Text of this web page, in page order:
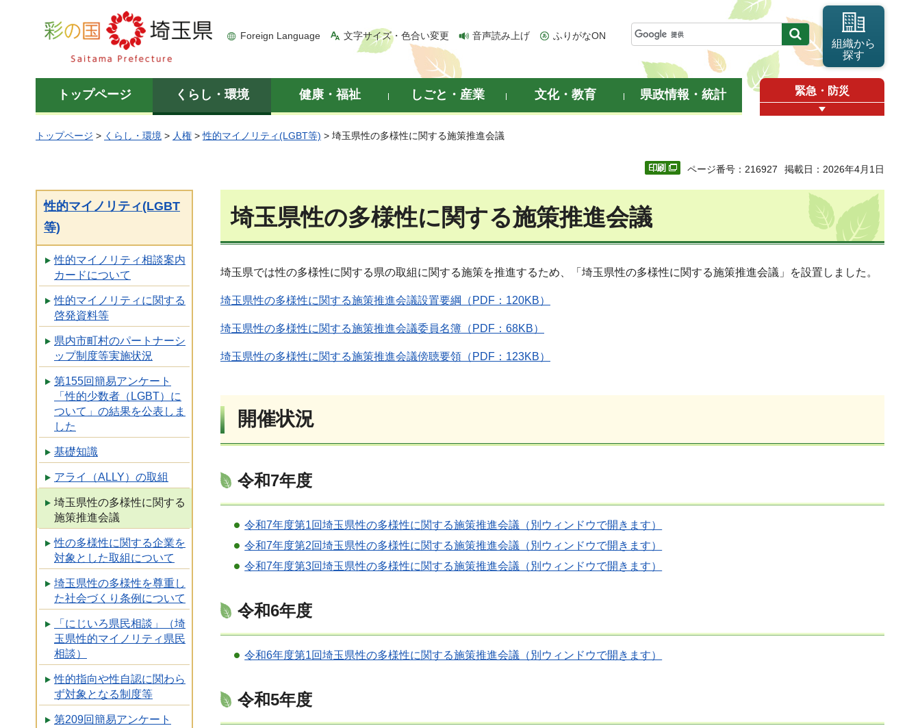
彩の国 埼玉県
Foreign Language 文字サイズ・色合い変更 音声読み上げ ふりがなON
組織から
探す
トップページ くらし・環境 健康・福祉 しごと・産業 文化・教育 県政情報・統計 緊急・防災
トップページ > くらし・環境 > 人権 >性的マイノリティ(LGBT等) > 埼玉県性の多様性に関する施策推進会議
ページ番号：216927 掲載日：2026年4月1日
性的マイノリティ(LGBT
等)
性的マイノリティ相談案内
カードについて
性的マイノリティに関する
啓発資料等
県内市町村のパートナーシ
ップ制度等実施状況
第155回簡易アンケート
「性的少数者（LGBT）に
ついて」の結果を公表しま
した
基礎知識
アライ（ALLY）の取組
埼玉県性の多様性に関する
施策推進会議
性の多様性に関する企業を
対象とした取組について
埼玉県性の多様性を尊重し
た社会づくり条例について
「にじいろ県民相談」（埼
玉県性的マイノリティ県民
相談）
性的指向や性自認に関わら
ず対象となる制度等
第209回簡易アンケート
埼玉県性の多様性に関する施策推進会議
埼玉県では性の多様性に関する県の取組に関する施策を推進するため、「埼玉県性の多様性に関する施策推進会議」を設置しました。
埼玉県性の多様性に関する施策推進会議設置要綱（PDF：120KB）
埼玉県性の多様性に関する施策推進会議委員名簿（PDF：68KB）
埼玉県性の多様性に関する施策推進会議傍聴要領（PDF：123KB）
開催状況
令和7年度
令和7年度第1回埼玉県性の多様性に関する施策推進会議（別ウィンドウで開きます）
令和7年度第2回埼玉県性の多様性に関する施策推進会議（別ウィンドウで開きます）
令和7年度第3回埼玉県性の多様性に関する施策推進会議（別ウィンドウで開きます）
令和6年度
令和6年度第1回埼玉県性の多様性に関する施策推進会議（別ウィンドウで開きます）
令和5年度